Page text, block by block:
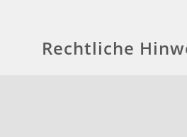
Rechtliche